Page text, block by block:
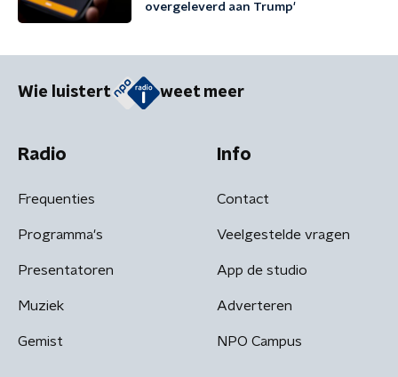
overgeleverd aan Trump'
Wie luistert weet meer
Radio
Frequenties
Programma's
Presentatoren
Muziek
Gemist
Info
Contact
Veelgestelde vragen
App de studio
Adverteren
NPO Campus